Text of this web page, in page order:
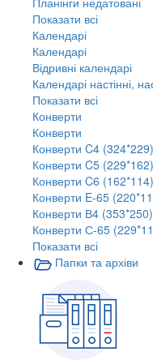
Показати всі
Календарі
Календарі
Відривні календарі
Календарі настінні,
Показати всі
Конверти
Конверти
Конверти C4 (324*229)
Конверти C5 (229*162)
Конверти C6 (162*114)
Конверти E-65
Конверти В4 (353*250)
Конверти С-65
Показати всі
Папки та архіви